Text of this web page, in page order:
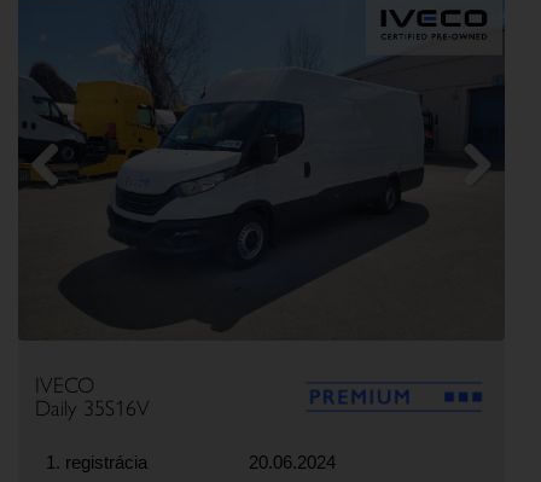
IVECO
Daily 35S16V
1. registrácia
20.06.2024